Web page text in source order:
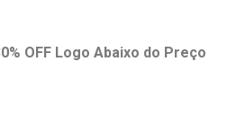
OFF Logo Abaixo do Preço